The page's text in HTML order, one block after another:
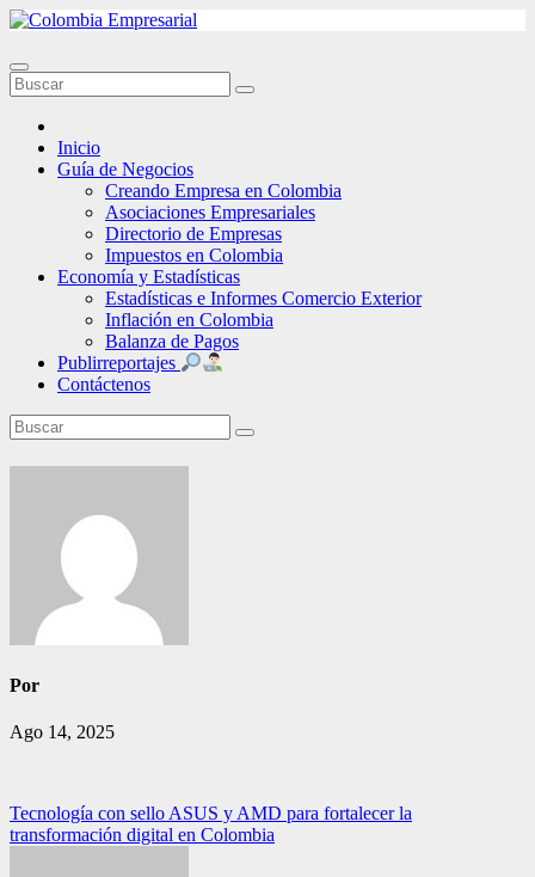
Ir
contenido
Inicio
Guía de Negocios
Creando Empresa en Colombia
Asociaciones Empresariales
Directorio de Empresas
Impuestos en Colombia
Economía y Estadísticas
Estadísticas e Informes Comercio Exterior
Inflación en Colombia
Balanza de Pagos
Publirreportajes
Contáctenos
Por
Ago 14, 2025
Navegación
de
Tecnología con sello ASUS y AMD para fortalecer la
transformación digital en Colombia